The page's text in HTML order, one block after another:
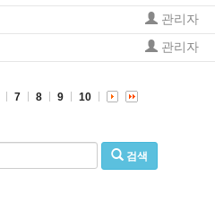
관리자
관리자
7 8 9 10
검색